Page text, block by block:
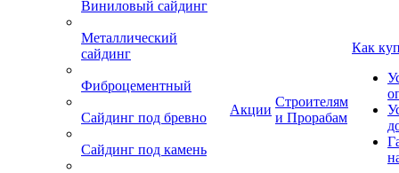
Виниловый сайдинг
Металлический
сайдинг
Фиброцементный
Сайдинг под бревно
Сайдинг под камень
Акции
Строителям
и Прорабам
Как